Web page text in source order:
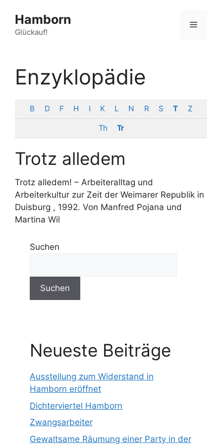
Inhalt
springen
Hamborn
Glückauf!
Menü
Enzyklopädie
B D F H I K L N R S T Z
Th Tr
Trotz alledem
Trotz alledem! – Arbeiteralltag und
Arbeiterkultur zur Zeit der Weimarer Republik in
Duisburg , 1992. Von Manfred Pojana und
Martina Wil
Suchen
Suchen
Neueste Beiträge
Ausstellung zum Widerstand in
Hamborn eröffnet
Dichterviertel Hamborn
Zwangsarbeiter
Gewaltsame Räumung einer Party in der